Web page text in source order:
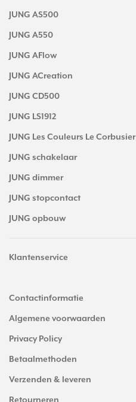
JUNG AS500
JUNG A550
JUNG AFlow
JUNG ACreation
JUNG CD500
JUNG LS1912
JUNG Les Couleurs Le Corbusier
JUNG schakelaar
JUNG dimmer
JUNG stopcontact
JUNG opbouw
Klantenservice
Contactinformatie
Algemene voorwaarden
Privacy Policy
Betaalmethoden
Verzenden & leveren